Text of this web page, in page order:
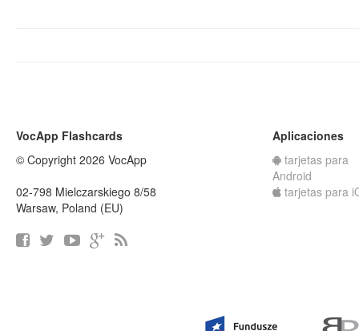
VocApp Flashcards
© Copyright 2026 VocApp
02-798 Mielczarskiego 8/58
Warsaw, Poland (EU)
Aplicaciones
tarjetas para
Android
tarjetas para